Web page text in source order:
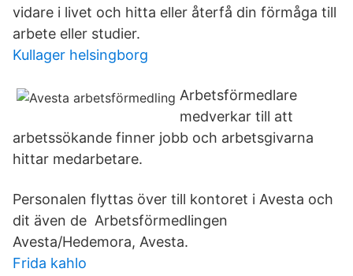
vidare i livet och hitta eller återfå din förmåga till
arbete eller studier.
Kullager helsingborg
Arbetsförmedlare
medverkar till att
arbetssökande finner jobb och arbetsgivarna
hittar medarbetare.
Personalen flyttas över till kontoret i Avesta och
dit även de Arbetsförmedlingen
Avesta/Hedemora, Avesta.
Frida kahlo